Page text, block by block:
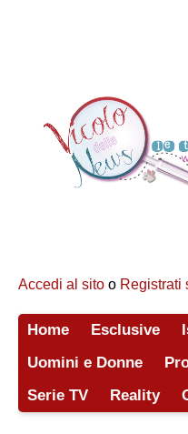
Accedi al sito o Registrati
Home Esclusive
Uomini e Donne
Serie TV
Reality